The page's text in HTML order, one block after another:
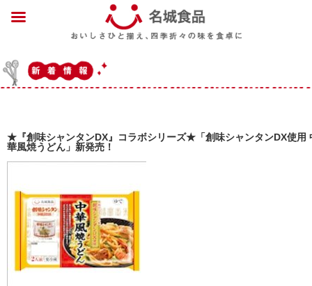
★『創味シャンタンDX』コラボシリーズ★「創味シャンタンDX使用
華風焼うどん」新発売！